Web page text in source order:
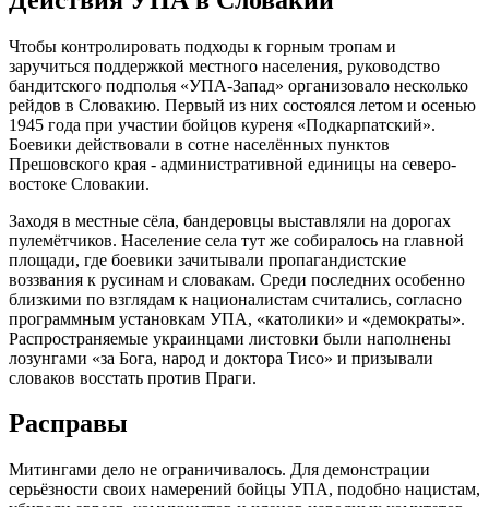
Чтобы контролировать подходы к горным тропам и
заручиться поддержкой местного населения, руководство
бандитского подполья «УПА-Запад» организовало несколько
рейдов в Словакию. Первый из них состоялся летом и осенью
1945 года при участии бойцов куреня «Подкарпатский».
Боевики действовали в сотне населённых пунктов
Прешовского края - административной единицы на северо-
востоке Словакии.
Заходя в местные сёла, бандеровцы выставляли на дорогах
пулемётчиков. Население села тут же собиралось на главной
площади, где боевики зачитывали пропагандистские
воззвания к русинам и словакам. Среди последних особенно
близкими по взглядам к националистам считались, согласно
программным установкам УПА, «католики» и «демократы».
Распространяемые украинцами листовки были наполнены
лозунгами «за Бога, народ и доктора Тисо» и призывали
словаков восстать против Праги.
Расправы
Митингами дело не ограничивалось. Для демонстрации
серьёзности своих намерений бойцы УПА, подобно нацистам,